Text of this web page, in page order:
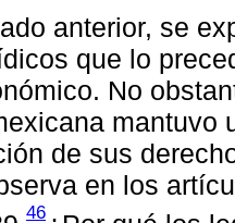
anterior, se
que lo
No
mantuvo
de sus
en los
46